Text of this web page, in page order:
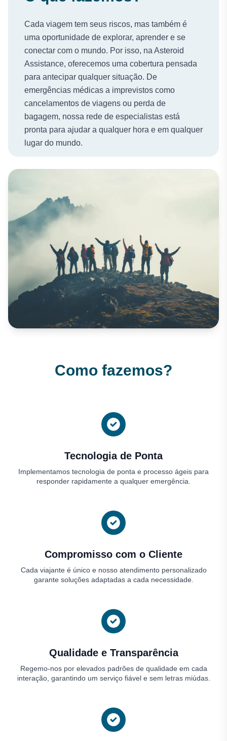
Cada viagem tem seus riscos, mas também é
uma oportunidade de explorar, aprender e se
conectar com o mundo. Por isso, na Asteroid
Assistance, oferecemos uma cobertura pensada
para antecipar qualquer situação. De
emergências médicas a imprevistos como
cancelamentos de viagens ou perda de
bagagem, nossa rede de especialistas está
pronta para ajudar a qualquer hora e em qualquer
lugar do mundo.
Como fazemos?
Tecnologia de Ponta
Implementamos tecnologia de ponta e processo ágeis para
responder rapidamente a qualquer emergência.
Compromisso com o Cliente
Cada viajante é único e nosso atendimento personalizado
garante soluções adaptadas a cada necessidade.
Qualidade e Transparência
Regemo-nos por elevados padrões de qualidade em cada
interação, garantindo um serviço fiável e sem letras miúdas.